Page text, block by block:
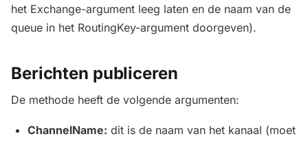
het Exchange-argument leeg laten en de naam van de
queue in het RoutingKey-argument doorgeven).
Berichten publiceren
De methode heeft de volgende argumenten:
ChannelName: dit is de naam van het kanaal (moet